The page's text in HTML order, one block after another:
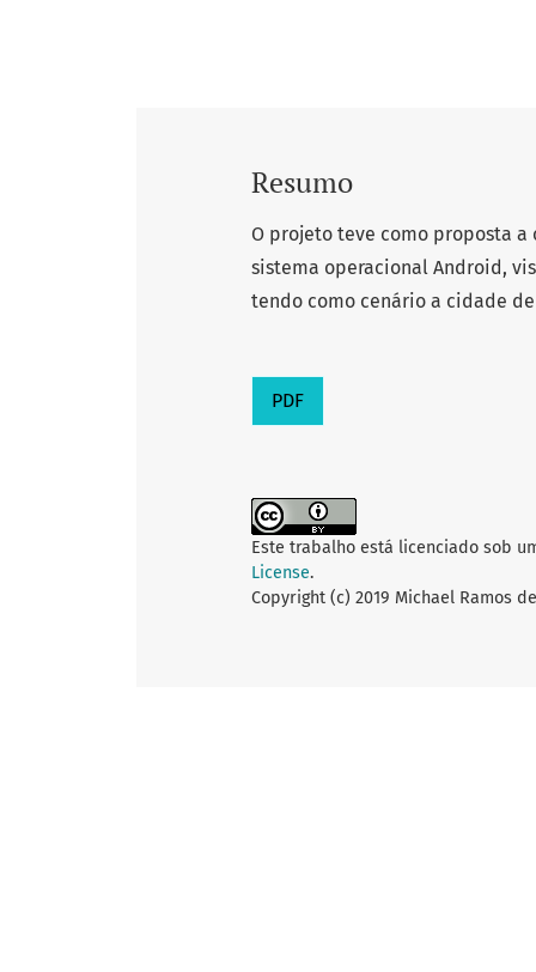
Resumo
O projeto teve como proposta
sistema operacional Android,
tendo como cenário a cidade
PDF
Este trabalho está licenciado sob
License.
Copyright (c) 2019 Michael Ramos